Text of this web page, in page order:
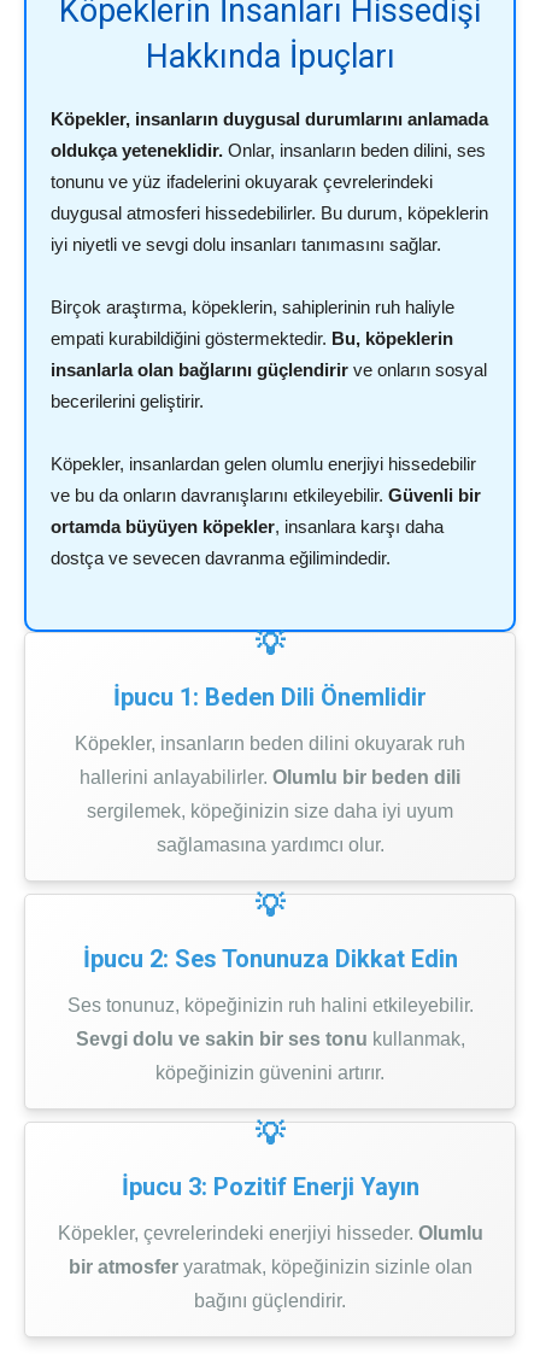
Köpeklerin İnsanları Hissedişi
Hakkında İpuçları
Köpekler, insanların duygusal durumlarını anlamada
oldukça yeteneklidir. Onlar, insanların beden dilini, ses
tonunu ve yüz ifadelerini okuyarak çevrelerindeki
duygusal atmosferi hissedebilirler. Bu durum, köpeklerin
iyi niyetli ve sevgi dolu insanları tanımasını sağlar.
Birçok araştırma, köpeklerin, sahiplerinin ruh haliyle
empati kurabildiğini göstermektedir. Bu, köpeklerin
insanlarla olan bağlarını güçlendirir ve onların sosyal
becerilerini geliştirir.
Köpekler, insanlardan gelen olumlu enerjiyi hissedebilir
ve bu da onların davranışlarını etkileyebilir. Güvenli bir
ortamda büyüyen köpekler, insanlara karşı daha
dostça ve sevecen davranma eğilimindedir.
İpucu 1: Beden Dili Önemlidir
Köpekler, insanların beden dilini okuyarak ruh
hallerini anlayabilirler. Olumlu bir beden dili
sergilemek, köpeğinizin size daha iyi uyum
sağlamasına yardımcı olur.
İpucu 2: Ses Tonunuza Dikkat Edin
Ses tonunuz, köpeğinizin ruh halini etkileyebilir.
Sevgi dolu ve sakin bir ses tonu kullanmak,
köpeğinizin güvenini artırır.
İpucu 3: Pozitif Enerji Yayın
Köpekler, çevrelerindeki enerjiyi hisseder. Olumlu
bir atmosferyaratmak, köpeğinizin sizinle olan
bağını güçlendirir.